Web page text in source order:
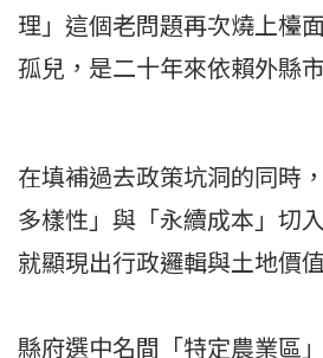
理」這個老問題再次燒上檯
孤兒，是二十年來依賴外縣
在填補過去政策坑洞的同時
多樣性」與「永續成本」切
就顯現出行政邏輯與土地價
縣府選中名間「特定農業區